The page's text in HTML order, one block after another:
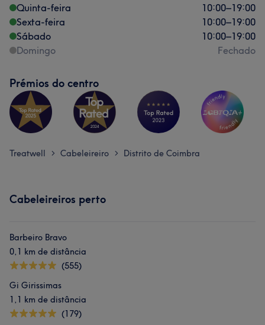
Quinta-feira
10:00–19:00
Sexta-feira
10:00–19:00
Sábado
10:00–19:00
Domingo
Fechado
Prémios do centro
Treatwell > Cabeleireiro > Distrito de Coimbra
Cabeleireiros perto
Barbeiro Bravo
0,1 km de distância
(555)
Gi Girissimas
1,1 km de distância
(179)